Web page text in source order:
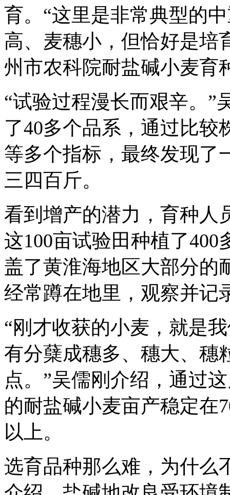
育。“这里是非常典型的
高、麦穗小，但恰好是培
州市农科院耐盐碱小麦育
“试验过程漫长而艰辛。”
了40多个品系，通过比较
等多个指标，最终发现了
三四百斤。
看到增产的潜力，育种人
这100亩试验田种植了
盖了黄淮海地区大部分的
经常蹲在地里，观察并记
“刚才收获的小麦，就是
有分蘖成穗多、穗大、穗
点。”吴儒刚介绍，通过
的耐盐碱小麦亩产稳定在
以上。
选育品种那么难，为什么